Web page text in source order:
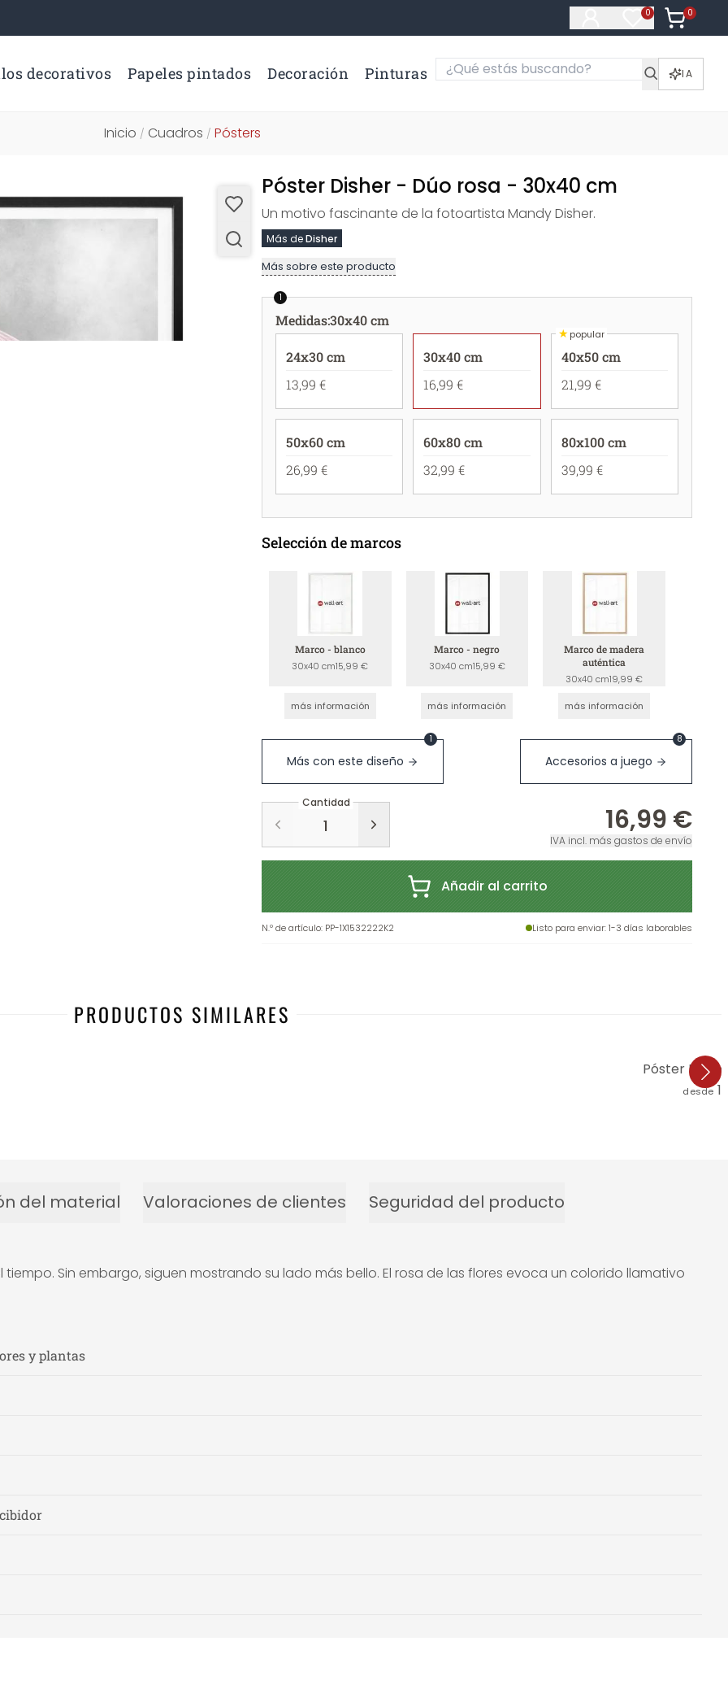
0
Artículos en
0
Artículos
decorativos Papeles pintados Decoración Pinturas IA
Inicio / Cuadros / Pósters
Póster Disher - Dúo rosa - 30x40 cm
Un motivo fascinante de la fotoartista Mandy Disher.
Más deDisher
Más sobre este producto
1
Medidas:30x40 cm
24x30 cm
13,99 €
30x40 cm
16,99 €
★popular
40x50 cm
21,99 €
50x60 cm
26,99 €
60x80 cm
32,99 €
80x100 cm
39,99 €
Selección de marcos
Marco - blanco
30x40 cm15,99 €
más información
Marco - negro
30x40 cm15,99 €
más información
Marco de madera
auténtica
30x40 cm19,99 €
más información
Más con este diseño
1
Accesorios a juego
8
Cantidad
16,99 €
IVA incl. más gastos de envío
Añadir al carrito
N.º de artículo: PP-1X1532222K2 Listo para enviar: 1-3 días laborables
PRODUCTOS SIMILARES
Póster
desde
del material Valoraciones de clientes Seguridad del producto
Sin embargo, siguen mostrando su lado más bello. El rosa de las flores evoca un colorido llamativo
y plantas